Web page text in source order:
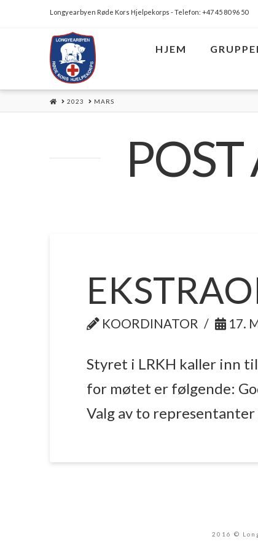
Longyearbyen Røde Kors Hjelpekorps - Telefon: +47 45 80 96 50
HJEM
HOME
2023 MARS
KOORDINATOR 17.
Styret i LRKH kaller inn
for møtet er følgende:
Valg av to
2016 ©